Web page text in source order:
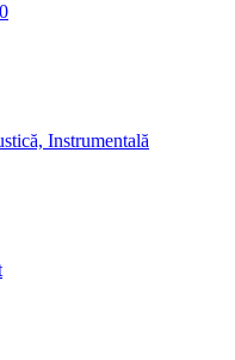
Instrumentală